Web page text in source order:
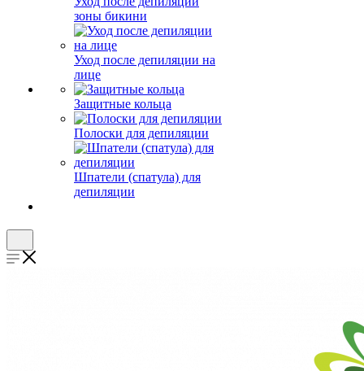
зоны бикини
Уход после депиляции на
лице
Защитные кольца
Полоски для депиляции
Шпатели (спатула) для
депиляции